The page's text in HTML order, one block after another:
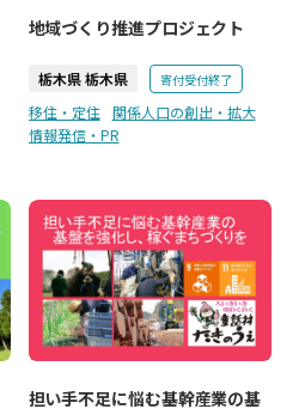
地域づくり推進プロジェクト
栃木県 栃木県 寄付受付終了
移住・定住
関係人口の創出・拡大
情報発信・PR
担い手不足に悩む基幹産業の基